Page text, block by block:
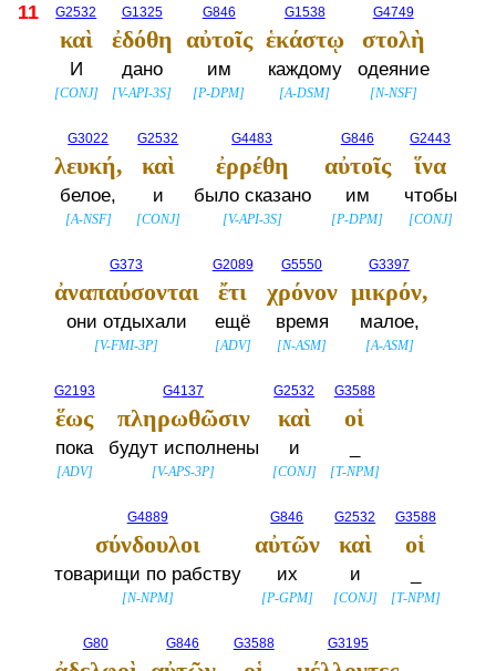
11 G2532
καὶ
И
[CONJ]
G1325
ἐδόθη
дано
[V-API-3S]
G846
αὐτοῖς
им
[P-DPM]
G1538
ἑκάστῳ
каждому
[A-DSM]
G4749
στολὴ
одеяние
[N-NSF]
G3022
λευκή,
белое,
[A-NSF]
G2532
καὶ
и
[CONJ]
G4483
ἐρρέθη
было сказано
[V-API-3S]
G846
αὐτοῖς
им
[P-DPM]
G2443
ἵνα
чтобы
[CONJ]
G373
ἀναπαύσονται
они отдыхали
[V-FMI-3P]
G2089
ἔτι
ещё
[ADV]
G5550
χρόνον
время
[N-ASM]
G3397
μικρόν,
малое,
[A-ASM]
G2193
ἕως
пока
[ADV]
G4137
πληρωθῶσιν
будут исполнены
[V-APS-3P]
G2532
καὶ
и
[CONJ]
G3588
οἱ
[T-NPM]
G4889
σύνδουλοι
товарищи по рабству
[N-NPM]
G846
αὐτῶν
их
[P-GPM]
G2532
καὶ
и
[CONJ]
G3588
οἱ
[T-NPM]
G80 G846 G3588 G3195